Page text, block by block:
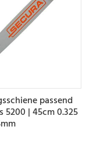
passend
5200 | 45cm 0.325